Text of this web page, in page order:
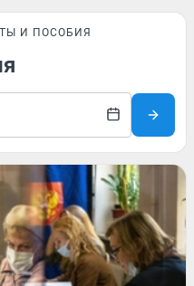
И ПОСОБИЯ